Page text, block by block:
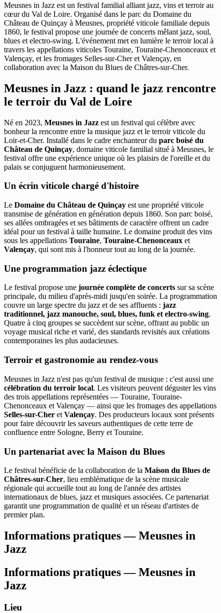
Meusnes in Jazz est un festival familial alliant jazz, vins et terroir au
cœur du Val de Loire. Organisé dans le parc du Domaine du
Château de Quinçay à Meusnes, propriété viticole familiale depuis
1860, le festival propose une journée de concerts mêlant jazz, soul,
blues et electro-swing. L'événement met en lumière le terroir local à
travers les appellations viticoles Touraine, Touraine-Chenonceaux et
Valençay, et les fromages Selles-sur-Cher et Valençay, en
collaboration avec la Maison du Blues de Châtres-sur-Cher.
Meusnes in Jazz : quand le jazz rencontre
le terroir du Val de Loire
Né en 2023, Meusnes in Jazz est un festival qui célèbre avec
bonheur la rencontre entre la musique jazz et le terroir viticole du
Loir-et-Cher. Installé dans le cadre enchanteur du parc boisé du
Château de Quinçay, domaine viticole familial situé à Meusnes, le
festival offre une expérience unique où les plaisirs de l'oreille et du
palais se conjuguent harmonieusement.
Un écrin viticole chargé d'histoire
Le Domaine du Château de Quinçay est une propriété viticole
transmise de génération en génération depuis 1860. Son parc boisé,
ses allées ombragées et ses bâtiments de caractère offrent un cadre
idéal pour un festival à taille humaine. Le domaine produit des vins
sous les appellations Touraine, Touraine-Chenonceaux et
Valençay, qui sont mis à l'honneur tout au long de la journée.
Une programmation jazz éclectique
Le festival propose une journée complète de concerts sur sa scène
principale, du milieu d'après-midi jusqu'en soirée. La programmation
couvre un large spectre du jazz et de ses affluents : jazz
traditionnel, jazz manouche, soul, blues, funk et electro-swing.
Quatre à cinq groupes se succèdent sur scène, offrant au public un
voyage musical riche et varié, des standards revisités aux créations
contemporaines les plus audacieuses.
Terroir et gastronomie au rendez-vous
Meusnes in Jazz n'est pas qu'un festival de musique : c'est aussi une
célébration du terroir local. Les visiteurs peuvent déguster les vins
des trois appellations représentées — Touraine, Touraine-
Chenonceaux et Valençay — ainsi que les fromages des appellations
Selles-sur-Cher et Valençay. Des producteurs locaux sont présents
pour faire découvrir les saveurs authentiques de cette terre de
confluence entre Sologne, Berry et Touraine.
Un partenariat avec la Maison du Blues
Le festival bénéficie de la collaboration de la Maison du Blues de
Châtres-sur-Cher, lieu emblématique de la scène musicale
régionale qui accueille tout au long de l'année des artistes
internationaux de blues, jazz et musiques associées. Ce partenariat
garantit une programmation de qualité et un réseau d'artistes de
premier plan.
Informations pratiques — Meusnes in
Jazz
Informations pratiques — Meusnes in
Jazz
Lieu